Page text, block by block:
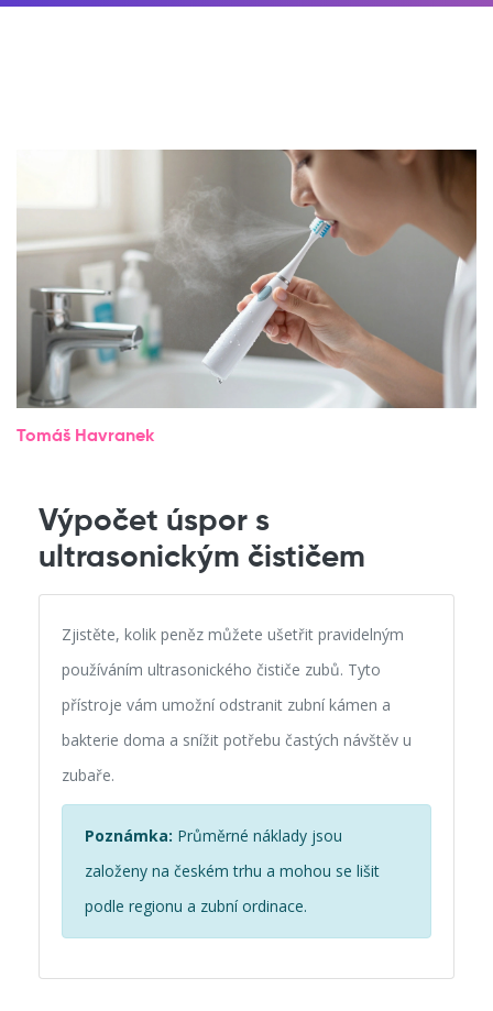
Tomáš Havranek
Výpočet úspor s
ultrasonickým čističem
Zjistěte, kolik peněz můžete ušetřit pravidelným
používáním ultrasonického čističe zubů. Tyto
přístroje vám umožní odstranit zubní kámen a
bakterie doma a snížit potřebu častých návštěv u
zubaře.
Poznámka: Průměrné náklady jsou
založeny na českém trhu a mohou se lišit
podle regionu a zubní ordinace.